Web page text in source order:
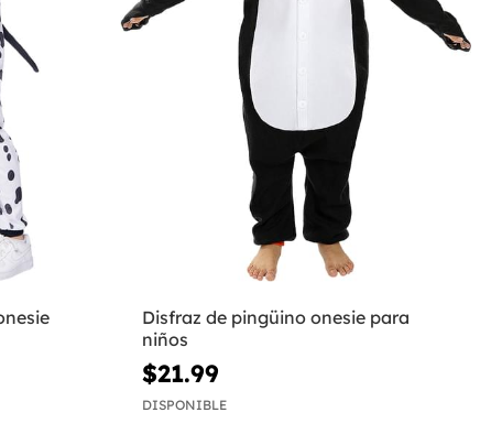
Disfraz de pingüino onesie para
niños
$21.99
DISPONIBLE